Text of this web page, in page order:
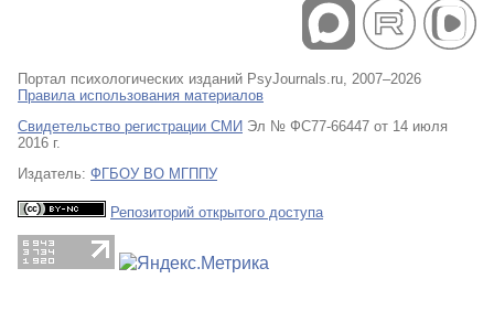
Портал психологических изданий PsyJournals.ru, 2007–2026
Правила использования материалов
Свидетельство регистрации СМИ Эл № ФС77-66447 от 14 июля
2016 г.
Издатель: ФГБОУ ВО МГППУ
Репозиторий открытого доступа